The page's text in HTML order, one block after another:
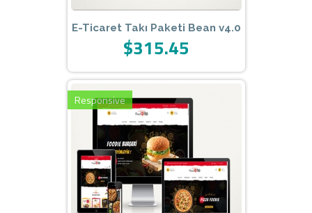
E-Ticaret Takı Paketi Bean v4.0
$315.45
Responsive